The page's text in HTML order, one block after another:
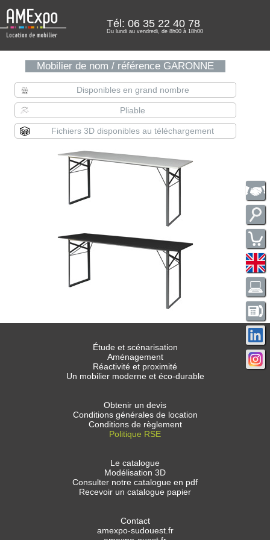
Tél: 06 35 22 40 78
Du lundi au vendredi, de 8h00 à 18h00
Mobilier de nom / référence GARONNE
Disponibles en grand nombre
Pliable
Fichiers 3D disponibles au téléchargement
Étude et scénarisation
Aménagement
Réactivité et proximité
Un mobilier moderne et éco-durable
Obtenir un devis
Conditions générales de location
Conditions de règlement
Politique RSE
Le catalogue
Modélisation 3D
Consulter notre catalogue en pdf
Recevoir un catalogue papier
Contact
amexpo-sudouest.fr